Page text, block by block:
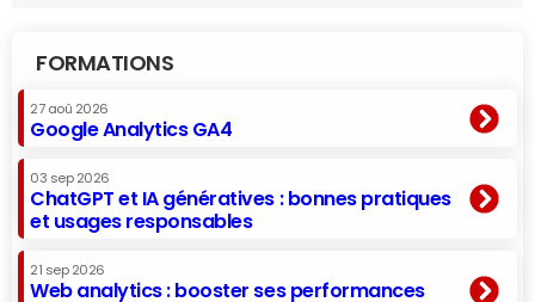
FORMATIONS
27 aoû 2026
Google Analytics GA4
03 sep 2026
ChatGPT et IA génératives : bonnes pratiques
et usages responsables
21 sep 2026
Web analytics : booster ses performances